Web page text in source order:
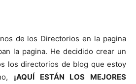
Mundo
de los Directorios en la pagina
la pagina. He decidido crear un
los directorios de blog que estoy
¡AQUÍ ESTÁN LOS MEJORES